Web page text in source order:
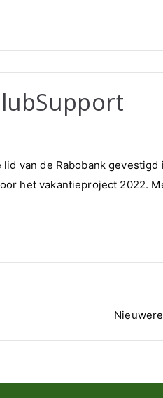
van de Rabobank gevestigd
het vakantieproject 2022.